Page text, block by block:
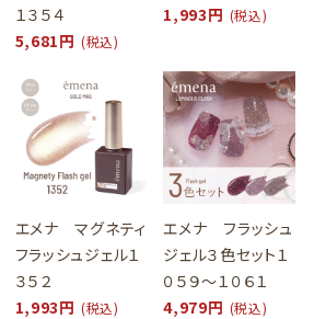
１３５４
5,681円 (税込)
1,993円 (税込)
エメナ マグネティ
フラッシュジェル１
３５２
1,993円 (税込)
エメナ フラッシュ
ジェル３色セット１
０５９～１０６１
4,979円 (税込)